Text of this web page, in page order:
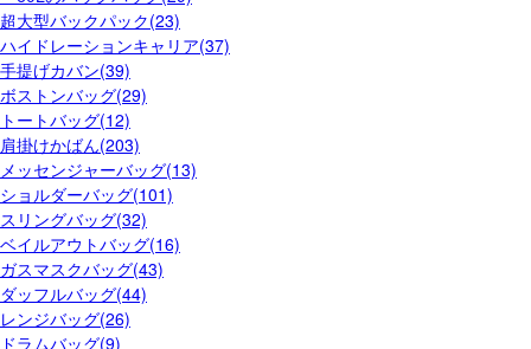
超大型バックパック(23)
ハイドレーションキャリア(37)
手提げカバン(39)
ボストンバッグ(29)
トートバッグ(12)
肩掛けかばん(203)
メッセンジャーバッグ(13)
ショルダーバッグ(101)
スリングバッグ(32)
ベイルアウトバッグ(16)
ガスマスクバッグ(43)
ダッフルバッグ(44)
レンジバッグ(26)
ドラムバッグ(9)